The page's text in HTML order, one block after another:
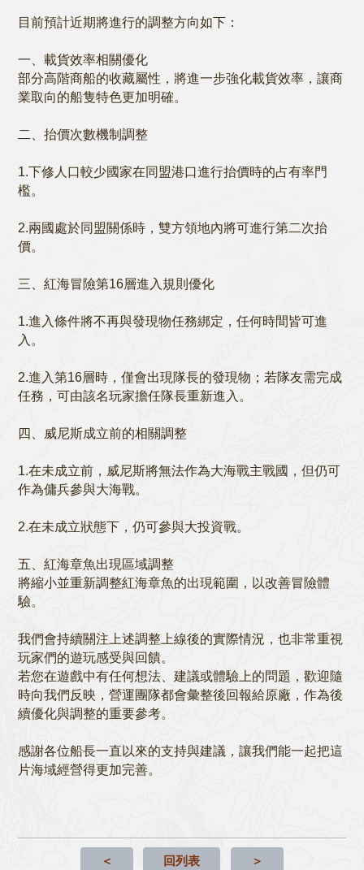
目前預計近期將進行的調整方向如下：
一、載貨效率相關優化
部分高階商船的收藏屬性，將進一步強化載貨效率，讓商
業取向的船隻特色更加明確。
二、抬價次數機制調整
1.下修人口較少國家在同盟港口進行抬價時的占有率門
檻。
2.兩國處於同盟關係時，雙方領地內將可進行第二次抬
價。
三、紅海冒險第16層進入規則優化
1.進入條件將不再與發現物任務綁定，任何時間皆可進
入。
2.進入第16層時，僅會出現隊長的發現物；若隊友需完成
任務，可由該名玩家擔任隊長重新進入。
四、威尼斯成立前的相關調整
1.在未成立前，威尼斯將無法作為大海戰主戰國，但仍可
作為傭兵參與大海戰。
2.在未成立狀態下，仍可參與大投資戰。
五、紅海章魚出現區域調整
將縮小並重新調整紅海章魚的出現範圍，以改善冒險體
驗。
我們會持續關注上述調整上線後的實際情況，也非常重視
玩家們的遊玩感受與回饋。
若您在遊戲中有任何想法、建議或體驗上的問題，歡迎隨
時向我們反映，營運團隊都會彙整後回報給原廠，作為後
續優化與調整的重要參考。
感謝各位船長一直以來的支持與建議，讓我們能一起把這
片海域經營得更加完善。
＜ 回列表 ＞